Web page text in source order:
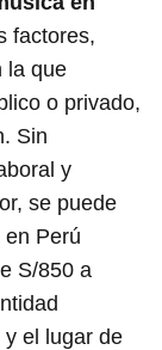
factores,
la que
o privado,
Sin
y
se puede
Perú
S/850 a
el lugar de